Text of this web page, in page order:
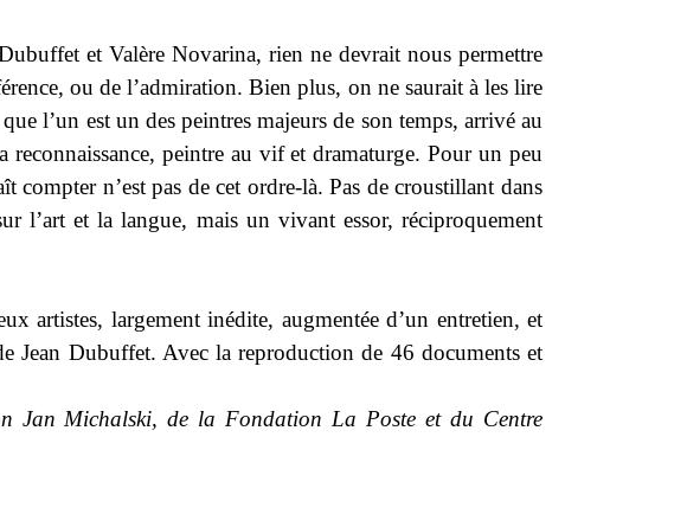
et Valère Novarina, rien ne devrait nous permettre
ou de l’admiration. Bien plus, on ne saurait à les lire
l’un est un des peintres majeurs de son temps, arrivé au
peintre au vif et dramaturge. Pour un peu
compter n’est pas de cet ordre-là. Pas de croustillant dans
l’art et la langue, mais un vivant essor, réciproquement
artistes, largement inédite, augmentée d’un entretien, et
Jean Dubuffet. Avec la reproduction de 46 documents et
Jan Michalski, de la Fondation La Poste et du Centre